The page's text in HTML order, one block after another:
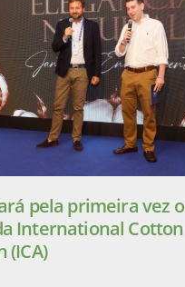
pela primeira vez o
International Cotton
(ICA)